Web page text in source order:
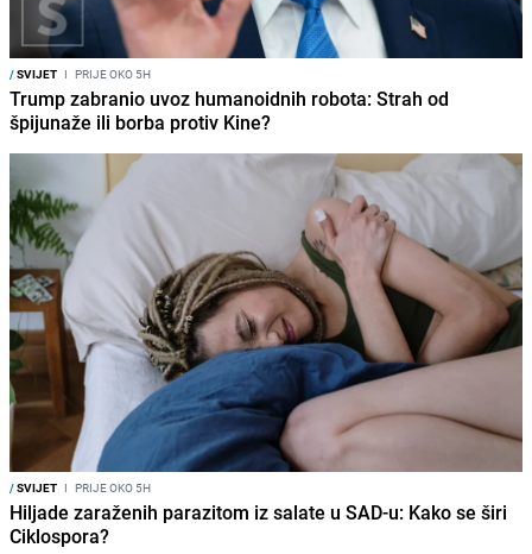
/SVIJET I PRIJE OKO 5H
Trump zabranio uvoz humanoidnih robota: Strah od
špijunaže ili borba protiv Kine?
/SVIJET I PRIJE OKO 5H
Hiljade zaraženih parazitom iz salate u SAD-u: Kako se širi
Ciklospora?